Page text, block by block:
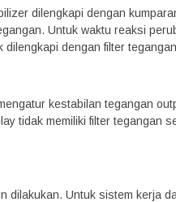
dilengkapi dengan
Untuk waktu reaksi
dengan filter
kestabilan tegangan
tidak memiliki filter tegangan
dilakukan. Untuk sistem kerja